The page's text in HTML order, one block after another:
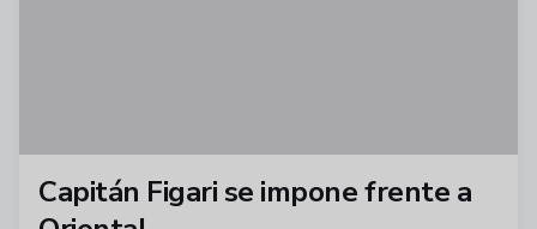
Capitán Figari se impone frente a